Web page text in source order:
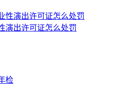
演出许可证怎么处罚